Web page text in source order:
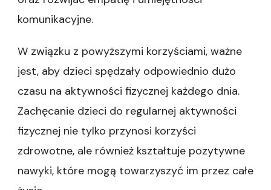
komunikacyjne.
W związku z powyższymi korzyściami, ważne
jest, aby dzieci spędzały odpowiednio dużo
czasu na aktywności fizycznej każdego dnia.
Zachęcanie dzieci do regularnej aktywności
fizycznej nie tylko przynosi korzyści
zdrowotne, ale również kształtuje pozytywne
nawyki, które mogą towarzyszyć im przez całe